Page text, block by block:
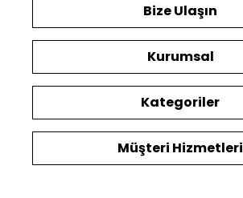
Bize Ulaşın
Kurumsal
Kategoriler
Müşteri Hizmetleri